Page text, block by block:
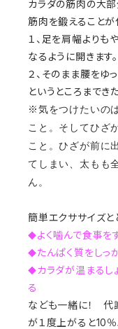
カラダの筋肉の大
筋肉を鍛えることが
１、 足を肩幅よりも
なるように開きます。
２、そのまま腰をゆ
というところまでき
※気をつけたいの
こと。そしてひざ
こと。ひざが前に
てしまい、太もも
ん。
簡単エクササイズと
◆よく噛んで食事を
◆たんぱく質をしっ
◆カラダが温まる
る
なども一緒に！ 代
が１度上がると10